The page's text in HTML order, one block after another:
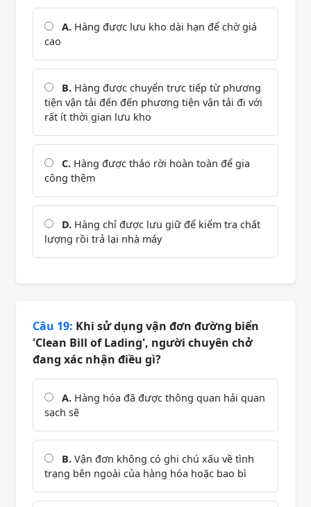
A. Hàng được lưu kho dài hạn để chờ giá
cao
B. Hàng được chuyển trực tiếp từ phương
tiện vận tải đến đến phương tiện vận tải đi với
rất ít thời gian lưu kho
C. Hàng được tháo rời hoàn toàn để gia
công thêm
D. Hàng chỉ được lưu giữ để kiểm tra chất
lượng rồi trả lại nhà máy
Câu 19: Khi sử dụng vận đơn đường biển
'Clean Bill of Lading', người chuyên chở
đang xác nhận điều gì?
A. Hàng hóa đã được thông quan hải quan
sạch sẽ
B. Vận đơn không có ghi chú xấu về tình
trạng bên ngoài của hàng hóa hoặc bao bì